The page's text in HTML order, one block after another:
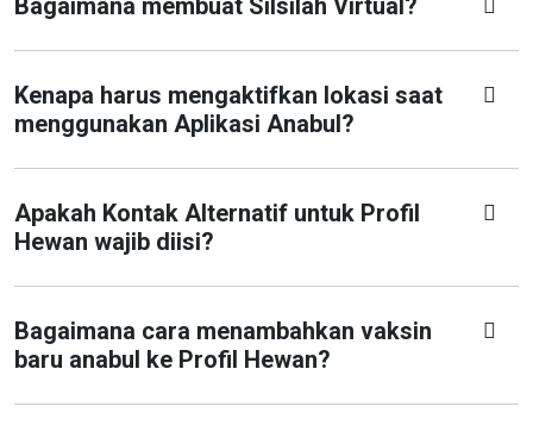
Bagaimana membuat Silsilah Virtual?
Kenapa harus mengaktifkan lokasi saat
menggunakan Aplikasi Anabul?
Apakah Kontak Alternatif untuk Profil
Hewan wajib diisi?
Bagaimana cara menambahkan vaksin
baru anabul ke Profil Hewan?